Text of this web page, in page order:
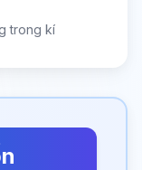
trong kí